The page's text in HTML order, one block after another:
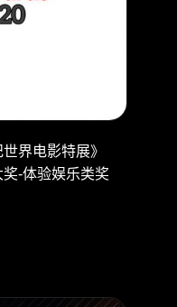
界电影特展》
-体验娱乐类奖